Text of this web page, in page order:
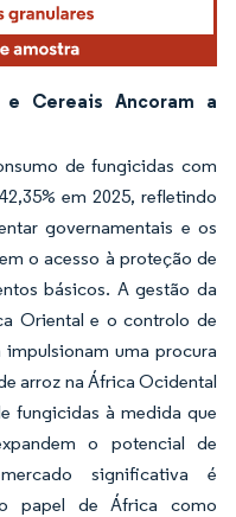
Cereais Ancoram a
de fungicidas com
em 2025, refletindo
governamentais e os
o acesso à proteção de
básicos. A gestão da
Oriental e o controlo de
uma procura
arroz na África Ocidental
fungicidas à medida que
o potencial de
significativa é
papel de África como